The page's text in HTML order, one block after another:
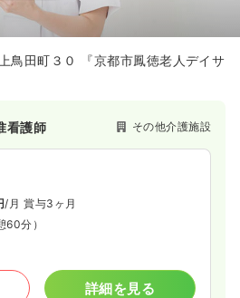
鳥田町３０ 『京都市鳳徳老人デイサ
看護師 その他介護施設
/月 賞与3ヶ月
60分）
詳細を見る